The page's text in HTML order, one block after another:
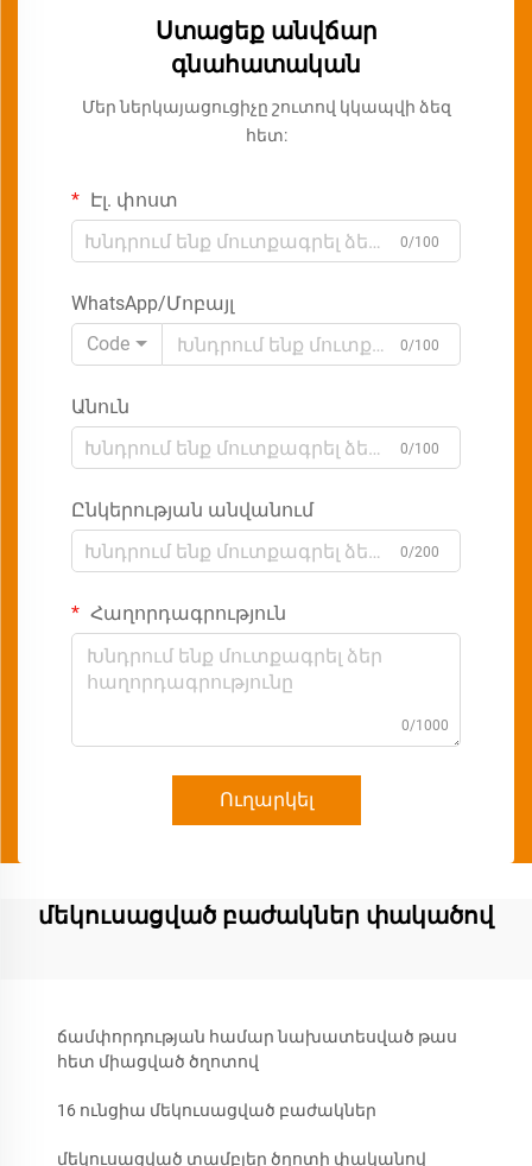
Ստացեք անվճար
գնահատական
Մեր ներկայացուցիչը շուտով կկապվի ձեզ
հետ:
Էլ. փոստ
0/100
WhatsApp/Մոբայլ
Code
0/100
Անուն
0/100
Ընկերության անվանում
0/200
Հաղորդագրություն
0/1000
Ուղարկել
մեկուսացված բաժակներ փակածով
ճամփորդության համար նախատեսված թաս
հետ միացված ծղոտով
16 ունցիա մեկուսացված բաժակներ
մեկուսացված տամբլեր ծղոտի փականով